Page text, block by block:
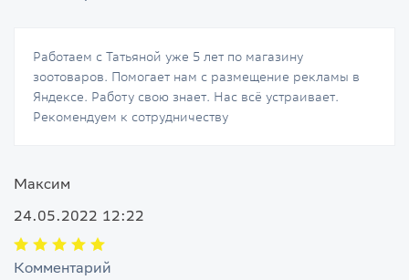
Работаем с Татьяной уже 5 лет по магазину
зоотоваров. Помогает нам с размещение рекламы в
Яндексе. Работу свою знает. Нас всё устраивает.
Рекомендуем к сотрудничеству
Максим
24.05.2022 12:22
Комментарий